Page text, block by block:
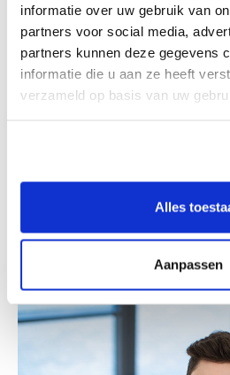
informatie over uw gebruik van
partners voor social media,
partners kunnen deze gegevens
informatie die u aan ze heeft
verzameld op basis van uw
Alles
Aanpassen
Partner